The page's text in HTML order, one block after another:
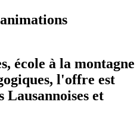
école à la montagne
l'offre est
Lausannoises et